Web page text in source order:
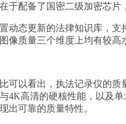
于配备了国密二级加密芯
动态更新的法律知识库，
像质量三个维度上均有较高
可以看出，执法记录仪的
4K高清的硬核性能，以及
出可靠的质量特性。